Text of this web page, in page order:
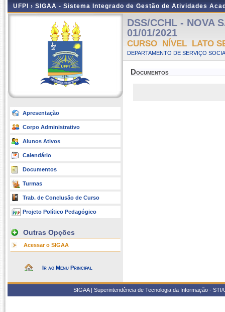
UFPI › SIGAA - Sistema Integrado de Gestão de Atividades
Apresentação
Corpo Administrativo
Alunos Ativos
Calendário
Documentos
Turmas
Trab. de Conclusão de Curso
Projeto Político Pedagógico
Outras Opções
Acessar o SIGAA
Ir ao Menu Principal
DSS/CCHL - NOVA
01/01/2021
CURSO NÍVEL LATO
DEPARTAMENTO DE SERVIÇO
Documentos
SIGAA | Superintendência de Tecnologia da Informação -